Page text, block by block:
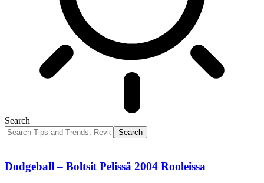
Search
Dodgeball – Boltsit Pelissä 2004 Rooleissa